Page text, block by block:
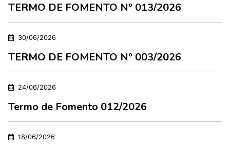
TERMO DE FOMENTO Nº 013/2026
30/06/2026
TERMO DE FOMENTO Nº 003/2026
24/06/2026
Termo de Fomento 012/2026
18/06/2026